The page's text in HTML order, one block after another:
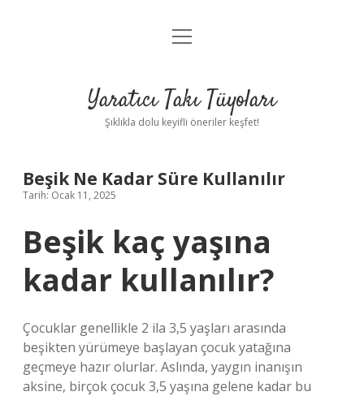
Anasayfa
Yasal Uyarı
menüyü
Yaratıcı Takı Tüyoları
Şıklıkla dolu keyifli öneriler keşfet!
Beşik Ne Kadar Süre Kullanılır
Tarih: Ocak 11, 2025
Beşik kaç yaşına
kadar kullanılır?
Çocuklar genellikle 2 ila 3,5 yaşları arasında
beşikten yürümeye başlayan çocuk yatağına
geçmeye hazır olurlar. Aslında, yaygın inanışın
aksine, birçok çocuk 3,5 yaşına gelene kadar bu